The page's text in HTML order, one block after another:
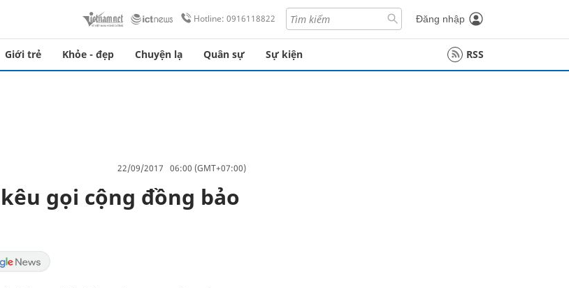
Hotline: 0916118822 Đăng nhập
Giới trẻ Khỏe - đẹp Chuyện lạ Quân sự Sự kiện RSS
22/09/2017 06:00 (GMT+07:00)
gọi cộng đồng bảo